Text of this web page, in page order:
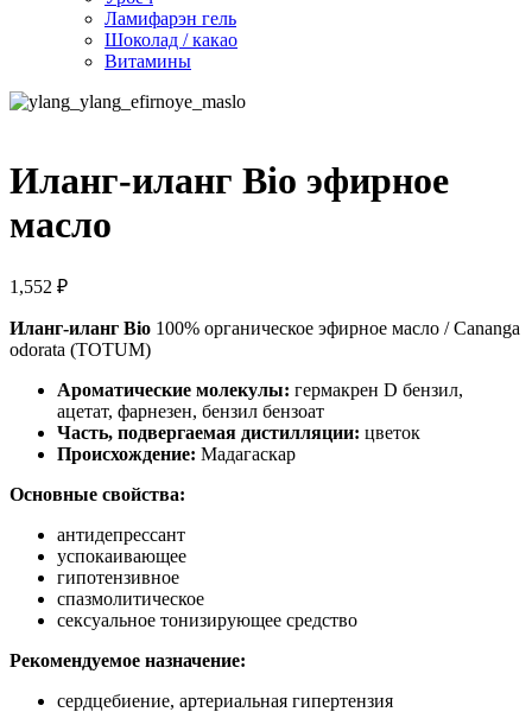
Ламифарэн гель
Шоколад / какао
Витамины
Иланг-иланг Bio эфирное
масло
1,552 ₽
Иланг-иланг Bio 100% органическое эфирное масло / Cananga
odorata (TOTUM)
Ароматические молекулы: гермакрен D бензил,
ацетат, фарнезен, бензил бензоат
Часть, подвергаемая дистилляции: цветок
Происхождение: Мадагаскар
Основные свойства:
антидепрессант
успокаивающее
гипотензивное
спазмолитическое
сексуальное тонизирующее средство
Рекомендуемое назначение:
сердцебиение, артериальная гипертензия